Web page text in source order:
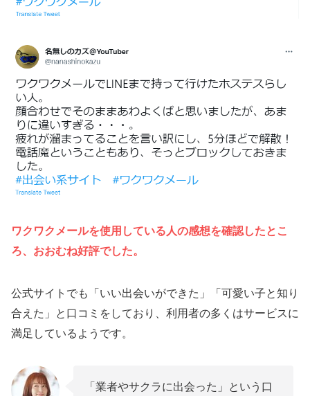
ワクワクメールを使用している人の感想を確認したとこ
ろ、おおむね好評でした。
公式サイトでも「いい出会いができた」「可愛い子と知り
合えた」と口コミをしており、利用者の多くはサービスに
満足しているようです。
「業者やサクラに出会った」という口